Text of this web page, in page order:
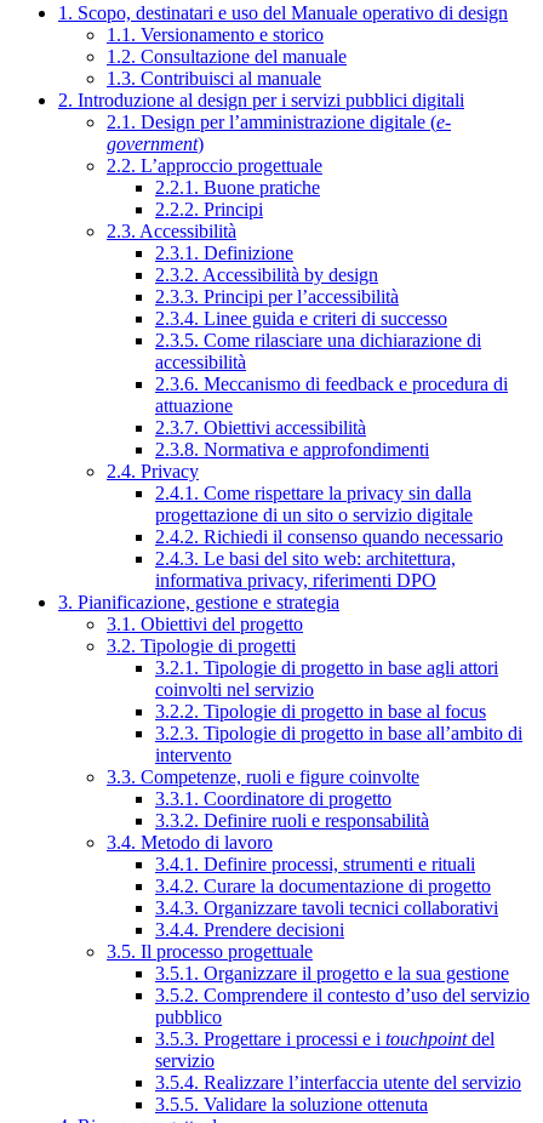
1. Scopo, destinatari e uso del Manuale operativo di design
1.1. Versionamento e storico
1.2. Consultazione del manuale
1.3. Contribuisci al manuale
2. Introduzione al design per i servizi pubblici digitali
2.1. Design per l’amministrazione digitale (e-
government)
2.2. L’approccio progettuale
2.2.1. Buone pratiche
2.2.2. Principi
2.3. Accessibilità
2.3.1. Definizione
2.3.2. Accessibilità by design
2.3.3. Principi per l’accessibilità
2.3.4. Linee guida e criteri di successo
2.3.5. Come rilasciare una dichiarazione di
accessibilità
2.3.6. Meccanismo di feedback e procedura di
attuazione
2.3.7. Obiettivi accessibilità
2.3.8. Normativa e approfondimenti
2.4. Privacy
2.4.1. Come rispettare la privacy sin dalla
progettazione di un sito o servizio digitale
2.4.2. Richiedi il consenso quando necessario
2.4.3. Le basi del sito web: architettura,
informativa privacy, riferimenti DPO
3. Pianificazione, gestione e strategia
3.1. Obiettivi del progetto
3.2. Tipologie di progetti
3.2.1. Tipologie di progetto in base agli attori
coinvolti nel servizio
3.2.2. Tipologie di progetto in base al focus
3.2.3. Tipologie di progetto in base all’ambito di
intervento
3.3. Competenze, ruoli e figure coinvolte
3.3.1. Coordinatore di progetto
3.3.2. Definire ruoli e responsabilità
3.4. Metodo di lavoro
3.4.1. Definire processi, strumenti e rituali
3.4.2. Curare la documentazione di progetto
3.4.3. Organizzare tavoli tecnici collaborativi
3.4.4. Prendere decisioni
3.5. Il processo progettuale
3.5.1. Organizzare il progetto e la sua gestione
3.5.2. Comprendere il contesto d’uso del servizio
pubblico
3.5.3. Progettare i processi e i touchpointdel
servizio
3.5.4. Realizzare l’interfaccia utente del servizio
3.5.5. Validare la soluzione ottenuta